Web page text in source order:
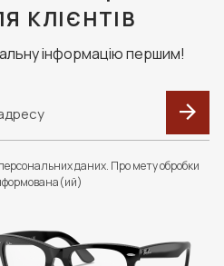
КЛІЄНТІВ
інформацію першим!
даних. Про мету обробки